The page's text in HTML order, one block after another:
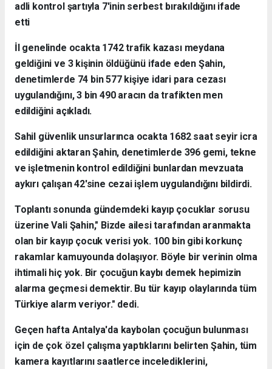
adli kontrol şartıyla 7'inin serbest bırakıldığını ifade
etti
İl genelinde ocakta 1742 trafik kazası meydana
geldiğini ve 3 kişinin öldüğünü ifade eden Şahin,
denetimlerde 74 bin 577 kişiye idari para cezası
uygulandığını, 3 bin 490 aracın da trafikten men
edildiğini açıkladı.
Sahil güvenlik unsurlarınca ocakta 1682 saat seyir icra
edildiğini aktaran Şahin, denetimlerde 396 gemi, tekne
ve işletmenin kontrol edildiğini bunlardan mevzuata
aykırı çalışan 42'sine cezai işlem uygulandığını bildirdi.
Toplantı sonunda gündemdeki kayıp çocuklar sorusu
üzerine Vali Şahin," Bizde ailesi tarafından aranmakta
olan bir kayıp çocuk verisi yok. 100 bin gibi korkunç
rakamlar kamuyounda dolaşıyor. Böyle bir verinin olma
ihtimali hiç yok. Bir çocuğun kaybı demek hepimizin
alarma geçmesi demektir. Bu tür kayıp olaylarında tüm
Türkiye alarm veriyor." dedi.
Geçen hafta Antalya'da kaybolan çocuğun bulunması
için de çok özel çalışma yaptıklarını belirten Şahin, tüm
kamera kayıtlarını saatlerce incelediklerini,